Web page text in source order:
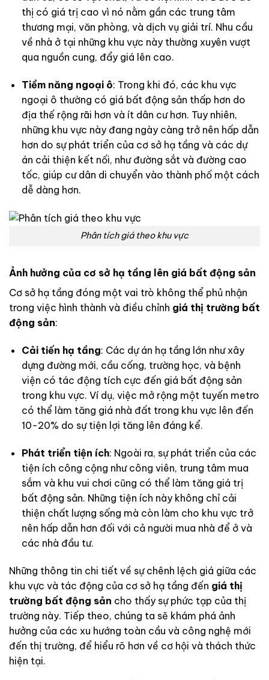
thị có giá trị cao vì nó nằm gần các trung tâm
thương mại, văn phòng, và dịch vụ giải trí. Nhu cầu
về nhà ở tại những khu vực này thường xuyên vượt
qua nguồn cung, đẩy giá lên cao.
Tiềm năng ngoại ô: Trong khi đó, các khu vực
ngoại ô thường có giá bất động sản thấp hơn do
địa thế rộng rãi hơn và ít dân cư hơn. Tuy nhiên,
những khu vực này đang ngày càng trở nên hấp dẫn
hơn do sự phát triển của cơ sở hạ tầng và các dự
án cải thiện kết nối, như đường sắt và đường cao
tốc, giúp cư dân di chuyển vào thành phố một cách
dễ dàng hơn.
Phân tích giá theo khu vực
Ảnh hưởng của cơ sở hạ tầng lên giá bất động sản
Cơ sở hạ tầng đóng một vai trò không thể phủ nhận
trong việc hình thành và điều chỉnh giá thị trường bất
động sản:
Cải tiến hạ tầng: Các dự án hạ tầng lớn như xây
dựng đường mới, cầu cống, trường học, và bệnh
viện có tác động tích cực đến giá bất động sản
trong khu vực. Ví dụ, việc mở rộng một tuyến metro
có thể làm tăng giá nhà đất trong khu vực lên đến
10-20% do sự tiện lợi tăng lên đáng kể.
Phát triển tiện ích: Ngoài ra, sự phát triển của các
tiện ích công cộng như công viên, trung tâm mua
sắm và khu vui chơi cũng có thể làm tăng giá trị
bất động sản. Những tiện ích này không chỉ cải
thiện chất lượng sống mà còn làm cho khu vực trở
nên hấp dẫn hơn đối với cả người mua nhà để ở và
các nhà đầu tư.
Những thông tin chi tiết về sự chênh lệch giá giữa các
khu vực và tác động của cơ sở hạ tầng đến giá thị
trường bất động sản cho thấy sự phức tạp của thị
trường này. Tiếp theo, chúng ta sẽ khám phá ảnh
hưởng của các xu hướng toàn cầu và công nghệ mới
đến thị trường, để hiểu rõ hơn về cơ hội và thách thức
hiện tại.